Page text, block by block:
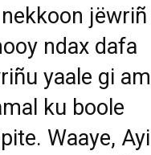
ndax dafa
yaale gi am
ku boole
Waaye,